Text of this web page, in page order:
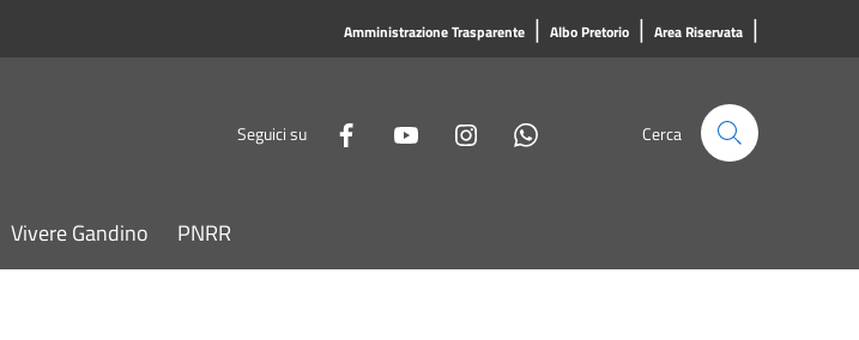
Amministrazione Trasparente | Albo Pretorio | Area Riservata |
Seguici su Cerca
Vivere Gandino PNRR